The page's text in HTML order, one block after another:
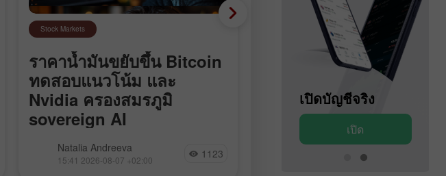
Stock Markets
ราคาน้ำมันขยับขึ้น Bitcoin
ทดสอบแนวโน้ม และ
Nvidia ครองสมรภูมิ
sovereign AI
อิหร่านปิดช่องแคบฮอร์มุซไม่ให้เรือ
“ศัตรู” ผ่าน, Bitcoin แตะเส้นแนวโน้ม
Natalia Andreeva
15:41 2026-08-07 +02:00 1123
Fundamental analysis
ติดลบ 23,000 แทนที่จะบ
90,000: ตลาดแรงงานสห
พลิกติดลบอย่างไม่คาดคิด
จำนวน Nonfarm payrolls ในสหรัฐฯ
ลดลง 23,000 ตำแหน่งในเดือน
กรกฎาคม ในขณะที่นักเศรษฐศาสตร์
คาดการณ์ว่าจะเพิ่มขึ้นในช่วง
Jakub Novak
15:17 2026-08-07 +02:00
เปิดบัญชีจริง
เปิด
เปิดบัญชีสาธิต เปิดบัญชีจริง
เปิด